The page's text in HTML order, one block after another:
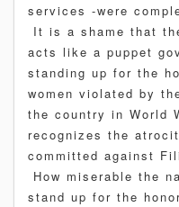
services -were
It is a shame that
acts like a puppet
standing up for the
women violated by
the country in World
recognizes the
committed against
How miserable the
stand up for the